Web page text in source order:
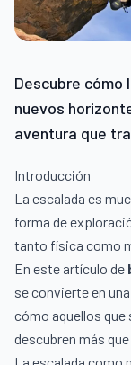
Descubre
nuevos
aventura que
Introducción
La escalada es
forma de
tanto física como
En este artículo de
se convierte en
cómo aquellos que
descubren más